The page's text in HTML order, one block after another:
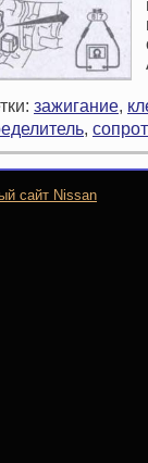
зажигание,
,
сайт Nissan